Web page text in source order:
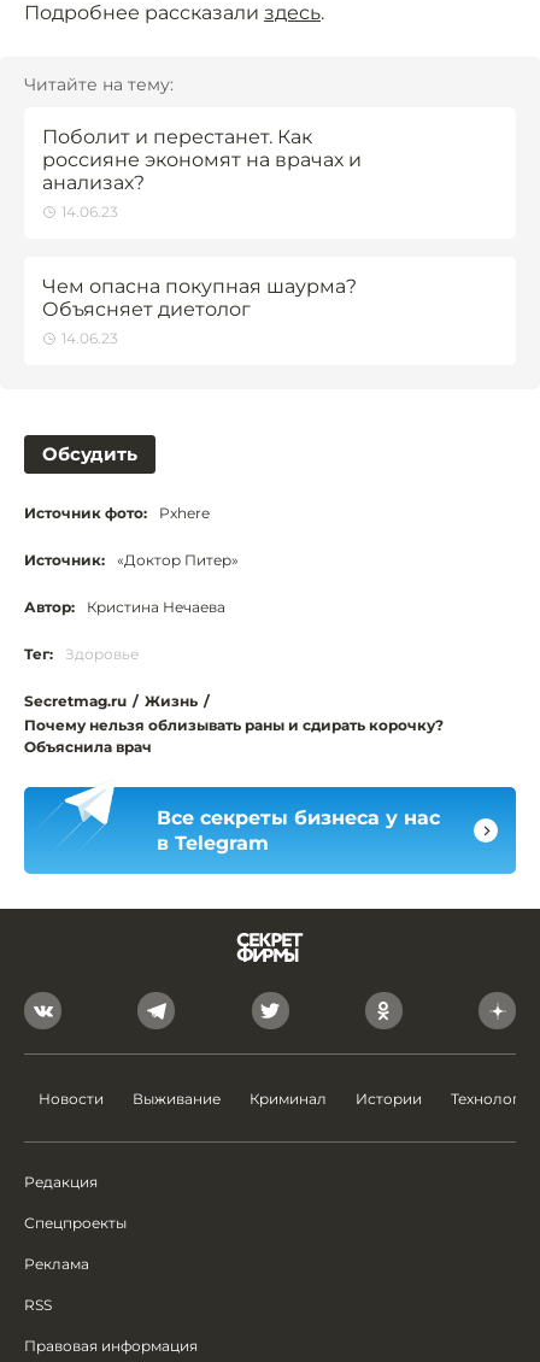
Подробнее рассказали здесь.
Читайте на тему:
Поболит и перестанет. Как
россияне экономят на врачах и
анализах?
14.06.23
Чем опасна покупная шаурма?
Объясняет диетолог
14.06.23
Обсудить
Источник фото: Pxhere
Источник: «Доктор Питер»
Автор: Кристина Нечаева
Тег: Здоровье
Secretmag.ru / Жизнь /
Почему нельзя облизывать раны и сдирать корочку?
Объяснила врач
Все секреты бизнеса у нас
в Telegram
Новости Выживание Криминал Истории Технологии
Редакция
Спецпроекты
Реклама
RSS
Правовая информация